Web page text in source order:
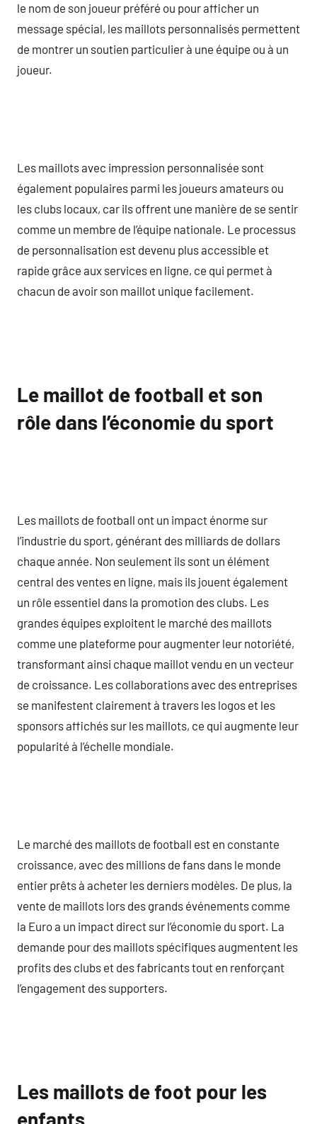
le nom de son joueur préféré ou pour afficher un
message spécial, les maillots personnalisés permettent
de montrer un soutien particulier à une équipe ou à un
joueur.
Les maillots avec impression personnalisée sont
également populaires parmi les joueurs amateurs ou
les clubs locaux, car ils offrent une manière de se sentir
comme un membre de l’équipe nationale. Le processus
de personnalisation est devenu plus accessible et
rapide grâce aux services en ligne, ce qui permet à
chacun de avoir son maillot unique facilement.
Le maillot de football et son
rôle dans l’économie du sport
Les maillots de football ont un impact énorme sur
l’industrie du sport, générant des milliards de dollars
chaque année. Non seulement ils sont un élément
central des ventes en ligne, mais ils jouent également
un rôle essentiel dans la promotion des clubs. Les
grandes équipes exploitent le marché des maillots
comme une plateforme pour augmenter leur notoriété,
transformant ainsi chaque maillot vendu en un vecteur
de croissance. Les collaborations avec des entreprises
se manifestent clairement à travers les logos et les
sponsors affichés sur les maillots, ce qui augmente leur
popularité à l’échelle mondiale.
Le marché des maillots de football est en constante
croissance, avec des millions de fans dans le monde
entier prêts à acheter les derniers modèles. De plus, la
vente de maillots lors des grands événements comme
la Euro a un impact direct sur l’économie du sport. La
demande pour des maillots spécifiques augmentent les
profits des clubs et des fabricants tout en renforçant
l’engagement des supporters.
Les maillots de foot pour les
enfants